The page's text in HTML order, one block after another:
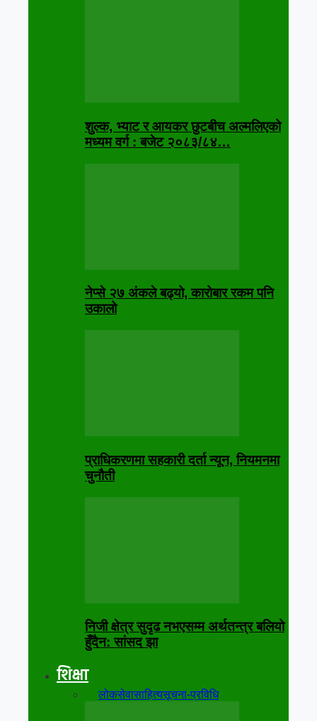
शुल्क, भ्याट र आयकर छुटबीच अल्मलिएको
मध्यम वर्ग : बजेट २०८३/८४…
नेप्से २७ अंकले बढ्यो, कारोबार रकम पनि
उकालो
प्राधिकरणमा सहकारी दर्ता न्यून, नियमनमा
चुनौती
निजी क्षेत्र सुदृढ नभएसम्म अर्थतन्त्र बलियो
हुँदैन: सांसद झा
शिक्षा
सबैलोकसेवासाहित्यसूचना-प्रविधि